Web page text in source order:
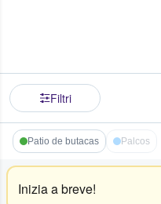
Filtri
Patio de butacas Palcos
Inizia a breve!